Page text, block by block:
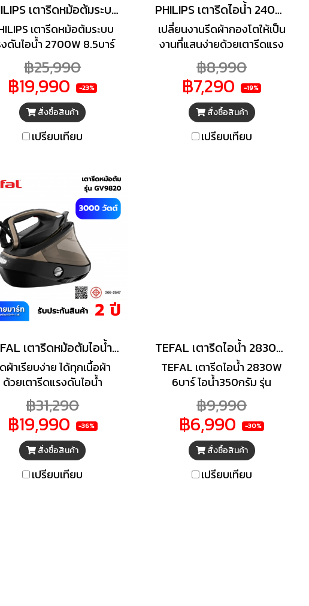
PHILIPS เตารีดหม้อต้มระบบแรงดันไอน้ำ 2700W 8.5บาร์ 1.8ลิตร รุ่น PSG8160/30
เตารีดหม้อต้มระบบ
ดันไอน้ำ 2700W 8.5บาร์
1.8ลิตร รุ่น PSG8160/30
กำลังไฟ 2700 วัตต์ แรงดัน
8.5 บาร์ แท้งค์จุน้ำ 1.8 ลิตร
ะบบขจัดตะกรันSmart Cal-
Clean เทคโนโลยี
OptimalTemp ควบคุม
฿25,990
฿19,990 -23%
สั่งซื้อสินค้า
เปรียบเทียบ
PHILIPS เตารีดไอน้ำ 2400W 6.5บาร์ 1.5ลิตร รุ่น GC7920/20
เปลี่ยนงานรีดผ้ากองโตให้เป็น
งานที่แสนง่ายด้วยเตารีดแรง
ดันไอน้ำ PHILIPS พร้อมหน้า
เตารีดแบบพิเศษ และแผ่นความ
ร้อนช่วยป้องกันเชื้อโรค ขจัด
กลิ่นอับบนเนื้อผ้าให้คุณขจัด
รอยยับบนเนื้อผ้าได้รวดเร็ว รีด
ผ้าได้เรียบลื่น สะดวกในการรีด
฿8,990
฿7,290 -19%
สั่งซื้อสินค้า
เปรียบเทียบ
TEFAL เตารีดหม้อต้มไอน้ำ Pro Express+C13 Vision (3000 วัตต์, สีน้ำตาล/ดำ) รุ่น GV9820+โต๊ะรองรีด
ผ้าเรียบง่าย ได้ทุกเนื้อผ้า
ด้วยเตารีดแรงดันไอน้ำ
GV9820E0 จาก TEFAL
ารีดที่ปรับพลังไอน้ำอัตโนมัติ
เหมาะกับการรีดของคุณโดย
ต้องกลัวผ้าไหม้ มาพร้อมฟัง
ก์ชั่น Smart LED Vision ที่
มารถมองเห็นรอยยับได้ง่าย
฿31,290
฿19,990 -36%
สั่งซื้อสินค้า
เปรียบเทียบ
TEFAL เตารีดไอน้ำ 2830W 6บาร์ ไอน้ำ 350 กรัม รุ่น SV7120
TEFAL เตารีดไอน้ำ 2830W
6บาร์ ไอน้ำ350กรัม รุ่น
SV7120 แรงดันไอน้ำ 6 บาร์
กำลังไฟฟ้า 2830 วัตต์ พลังไอ
น้ำพิเศษ(กรัมต่อนาที) 350
พลังไอน้ำต่อเนื่อง(กรัมต่อ
นาที) 120 แท้งค์จุน้ำ 1.7 ลิตร
รับประกันคุณภาพสินค้า 2 ปี
฿9,990
฿6,990 -30%
สั่งซื้อสินค้า
เปรียบเทียบ